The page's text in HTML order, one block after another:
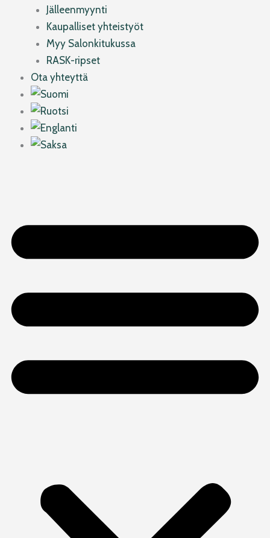
Jälleenmyynti
Kaupalliset yhteistyöt
Myy Salonkitukussa
RASK-ripset
Ota yhteyttä